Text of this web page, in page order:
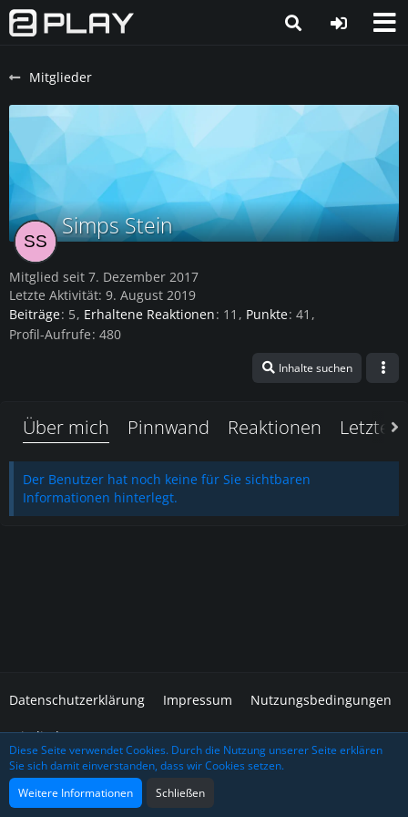
Mitglieder
Simps Stein
Mitglied seit 7. Dezember 2017
Letzte Aktivität: 9. August 2019
Beiträge 5 Erhaltene Reaktionen 11 Punkte 41
Profil-Aufrufe 480
Inhalte suchen
Über mich Pinnwand Reaktionen Letzte
Der Benutzer hat noch keine für Sie sichtbaren
Informationen hinterlegt.
Datenschutzerklärung Impressum Nutzungsbedingungen
Mitglieder
Community-Software:WoltLab Suite™
Diese Seite verwendet Cookies. Durch die Nutzung unserer Seite erklären
Sie sich damit einverstanden, dass wir Cookies setzen.
Weitere Informationen
Schließen